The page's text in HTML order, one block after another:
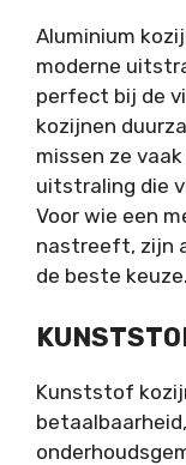
Aluminium
moderne
perfect bij de
kozijnen
missen ze
uitstraling die
Voor wie een
nastreeft, zijn
de beste keuze.
Kunststof